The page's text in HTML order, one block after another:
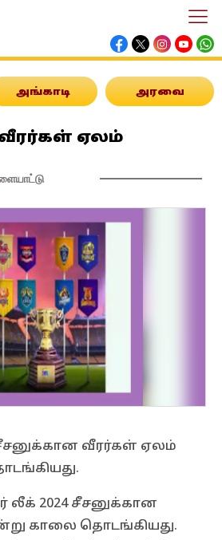
அங்காடி அரவை
வீரர்கள் ஏலம்
சீசனுக்கான வீரர்கள் ஏலம்
லீக் 2024 சீசனுக்கான
காலை தொடங்கியது.